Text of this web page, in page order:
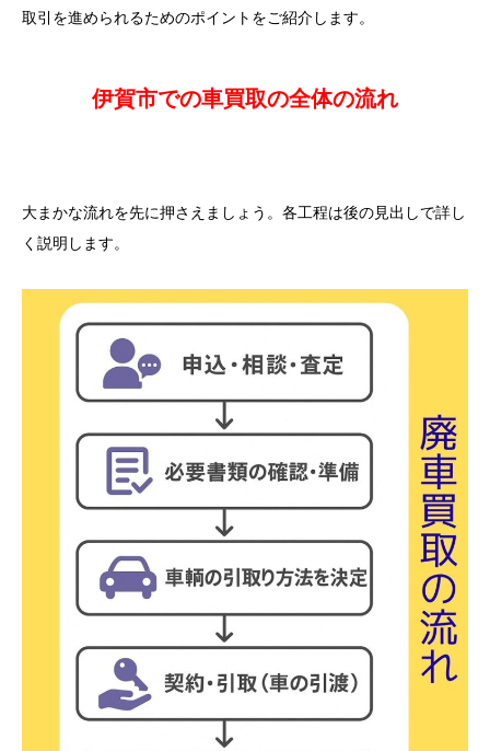
取引を進められるためのポイントをご紹介します。
伊賀市での車買取の全体の流れ
大まかな流れを先に押さえましょう。各工程は後の見出しで詳し
く説明します。